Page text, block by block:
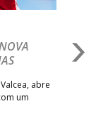
abre
um